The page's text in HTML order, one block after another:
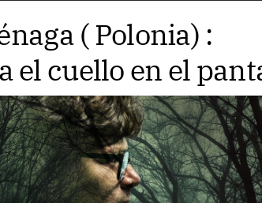
( Polonia) :
el cuello en el